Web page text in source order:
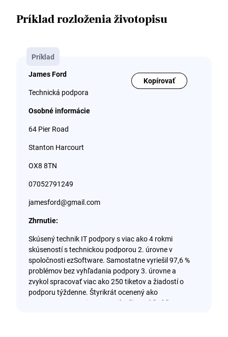
Príklad rozloženia životopisu
Príklad
Kopírovať
James Ford
Technická podpora
Osobné informácie
64 Pier Road
Stanton Harcourt
OX8 8TN
07052791249
jamesford@gmail.com
Zhrnutie:
Skúsený technik IT podpory s viac ako 4 rokmi
skúseností s technickou podporou 2. úrovne v
spoločnosti ezSoftware. Samostatne vyriešil 97,6 %
problémov bez vyhľadania podpory 3. úrovne a
zvykol spracovať viac ako 250 tiketov a žiadostí o
podporu týždenne. Štyrikrát ocenený ako
zamestnanec mesiaca za najlepšie reakčné časy a